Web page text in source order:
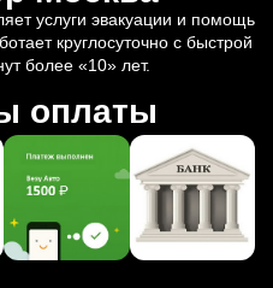
услуги эвакуации и помощь
круглосуточно с быстрой
более «10» лет.
оплаты